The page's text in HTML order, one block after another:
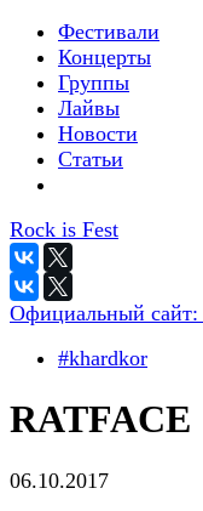
Фестивали
Концерты
Группы
Лайвы
Новости
Статьи
Rock is Fest
Официальный сайт:
#khardkor
RATFACE
06.10.2017